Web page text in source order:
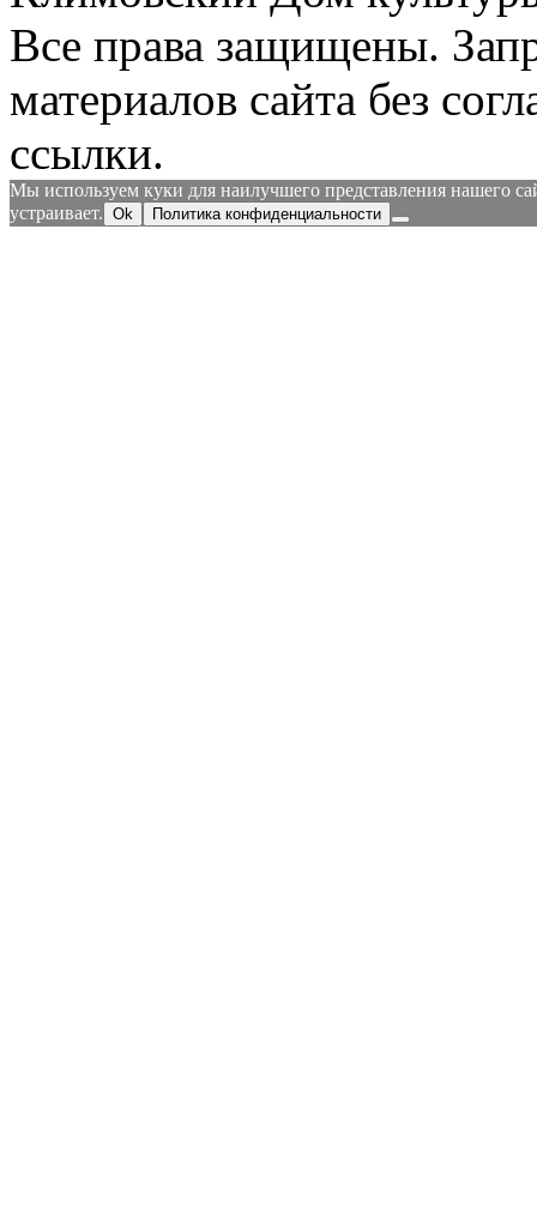
Все права защищены.
материалов сайта без
ссылки.
Мы используем куки для наилучшего представления нашего
устраивает. Ok Политика конфиденциальности